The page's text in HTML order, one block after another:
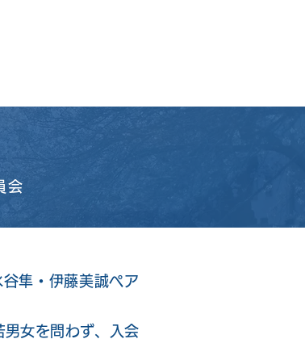
会
隼・伊藤美誠ペア
男女を問わず、入会